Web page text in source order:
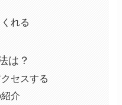
れる
は？
セスする
介